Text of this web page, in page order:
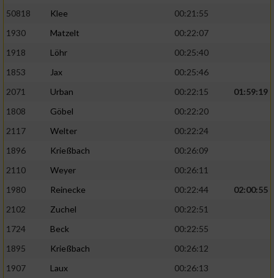
50818
Klee
00:21:55
1930
Matzelt
00:22:07
1918
Löhr
00:25:40
1853
Jax
00:25:46
2071
Urban 00:22:15
01:59:19
1808
Göbel
00:22:20
2117
Welter
00:22:24
1896
Krießbach
00:26:09
2110
Weyer
00:26:11
1980
Reinecke 00:22:44
02:00:55
2102
Zuchel
00:22:51
1724
Beck
00:22:55
1895
Krießbach
00:26:12
1907
Laux
00:26:13